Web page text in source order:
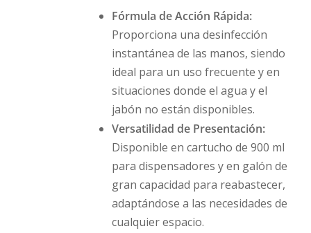
Fórmula de Acción Rápida:
Proporciona una desinfección
instantánea de las manos, siendo
ideal para un uso frecuente y en
situaciones donde el agua y el
jabón no están disponibles.
Versatilidad de Presentación:
Disponible en cartucho de 900 ml
para dispensadores y en galón de
gran capacidad para reabastecer,
adaptándose a las necesidades de
cualquier espacio.